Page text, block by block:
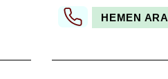
HEMEN ARA